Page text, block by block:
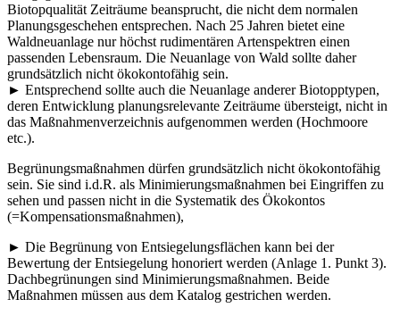
Biotopqualität Zeiträume beansprucht, die nicht dem normalen
Planungsgeschehen entsprechen. Nach 25 Jahren bietet eine
Waldneuanlage nur höchst rudimentären Artenspektren einen
passenden Lebensraum. Die Neuanlage von Wald sollte daher
grundsätzlich nicht ökokontofähig sein.
► Entsprechend sollte auch die Neuanlage anderer Biotopptypen,
deren Entwicklung planungsrelevante Zeiträume übersteigt, nicht in
das Maßnahmenverzeichnis aufgenommen werden (Hochmoore
etc.).
Begrünungsmaßnahmen dürfen grundsätzlich nicht ökokontofähig
sein. Sie sind i.d.R. als Minimierungsmaßnahmen bei Eingriffen zu
sehen und passen nicht in die Systematik des Ökokontos
(=Kompensationsmaßnahmen),
► Die Begrünung von Entsiegelungsflächen kann bei der
Bewertung der Entsiegelung honoriert werden (Anlage 1. Punkt 3).
Dachbegrünungen sind Minimierungsmaßnahmen. Beide
Maßnahmen müssen aus dem Katalog gestrichen werden.